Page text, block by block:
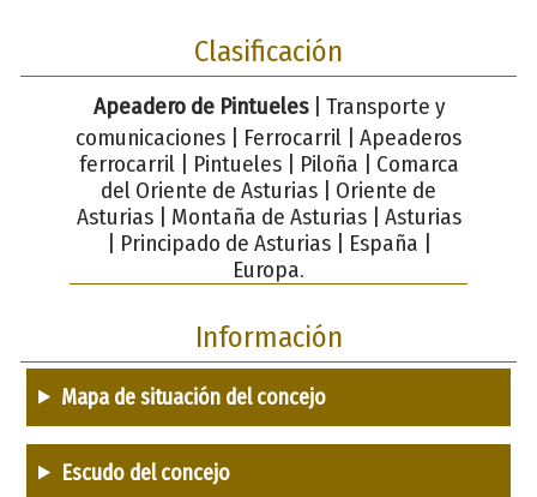
Clasificación
Apeadero de Pintueles| Transporte y
comunicaciones | Ferrocarril | Apeaderos
ferrocarril | Pintueles | Piloña | Comarca
del Oriente de Asturias | Oriente de
Asturias | Montaña de Asturias | Asturias
| Principado de Asturias | España |
Europa.
Información
Mapa de situación del concejo
Escudo del concejo